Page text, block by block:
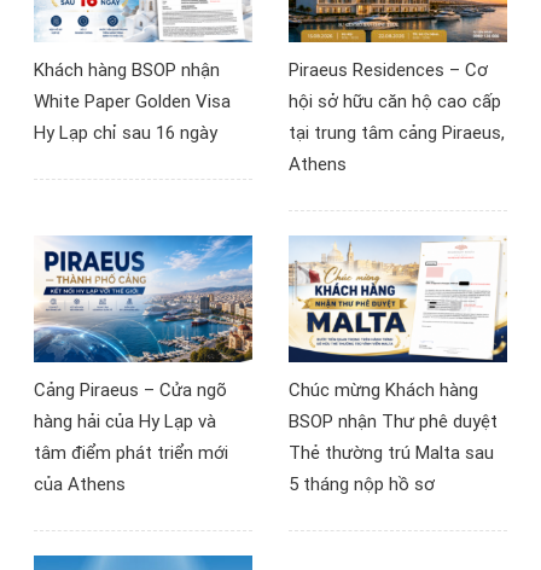
Minh Ngọc, TGĐ Bắc sơn
tái đắc cử giữ chức vụ
Phó Chủ tịch Hội.
Khách hàng BSOP nhận
White Paper Golden Visa
Hy Lạp chỉ sau 16 ngày
Piraeus Residences – Cơ
hội sở hữu căn hộ cao cấp
tại trung tâm cảng Piraeus,
Athens
Cảng Piraeus – Cửa ngõ
hàng hải của Hy Lạp và
tâm điểm phát triển mới
của Athens
Chúc mừng Khách hàng
BSOP nhận Thư phê duyệt
Thẻ thường trú Malta sau
5 tháng nộp hồ sơ